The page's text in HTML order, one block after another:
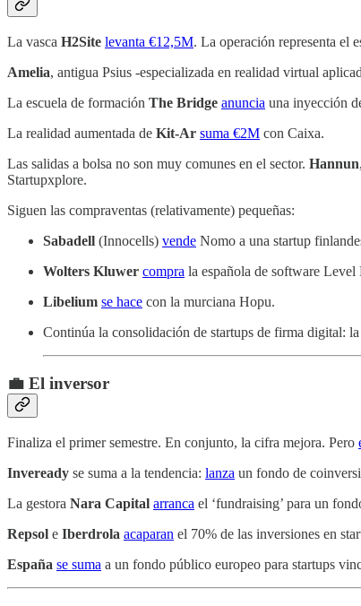
La vasca H2Site levanta €12,5M. La operación representa el
Amelia, antigua Psius -especializada en realidad virtual
La escuela de formación The Bridge anuncia una inyección
La realidad aumentada de Kit-Ar suma €2M con Caixa.
Las salidas a bolsa no son muy comunes en el sector. Hannun
Startupxplore.
Siguen las compraventas (relativamente) pequeñas:
Sabadell (Innocells) vende Nomo a una startup
Wolters Kluwer compra la española de software Level
Libelium se hace con la murciana Hopu.
Continúa la consolidación de startups de firma digital: la
💼 El inversor
Finaliza el primer semestre. En conjunto, la cifra mejora. Pero
Inveready se suma a la tendencia: lanza un fondo de
La gestora Nara Capital arranca el ‘fundraising’ para un
Repsol e Iberdrola acaparan el 70% de las inversiones en
España se suma a un fondo público europeo para startups